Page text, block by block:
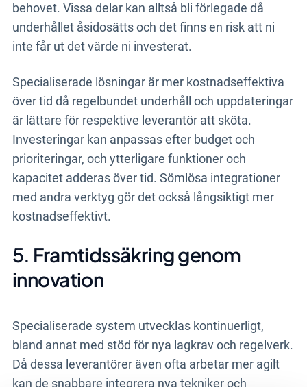
behovet. Vissa delar kan alltså bli förlegade då
underhållet åsidosätts och det finns en risk att ni
inte får ut det värde ni investerat.
Specialiserade lösningar är mer kostnadseffektiva
över tid då regelbundet underhåll och uppdateringar
är lättare för respektive leverantör att sköta.
Investeringar kan anpassas efter budget och
prioriteringar, och ytterligare funktioner och
kapacitet adderas över tid. Sömlösa integrationer
med andra verktyg gör det också långsiktigt mer
kostnadseffektivt.
5. Framtidssäkring genom
innovation
Specialiserade system utvecklas kontinuerligt,
bland annat med stöd för nya lagkrav och regelverk.
Då dessa leverantörer även ofta arbetar mer agilt
kan de snabbare integrera nya tekniker och